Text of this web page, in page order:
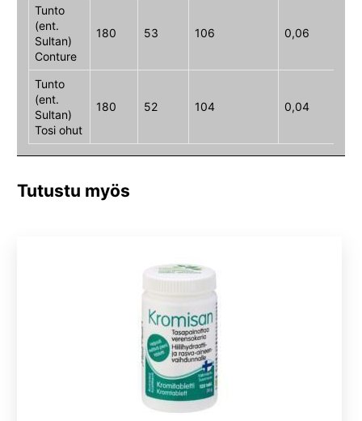
Tunto
(ent.
Sultan)
Conture
180 53 106 0,06
Tunto
(ent.
Sultan)
Tosi ohut
180 52 104 0,04
Tutustu myös